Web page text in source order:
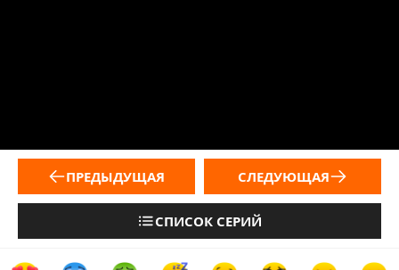
ПРЕДЫДУЩАЯ
СПИСОК СЕРИЙ
СЛЕДУЮЩАЯ